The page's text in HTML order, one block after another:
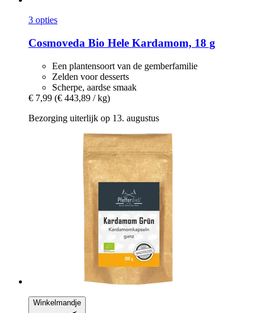
3 opties
Cosmoveda Bio Hele Kardamom, 18 g
Een plantensoort van de gemberfamilie
Zelden voor desserts
Scherpe, aardse smaak
€ 7,99 (€ 443,89 / kg)
Bezorging uiterlijk op 13. augustus
Winkelmandje